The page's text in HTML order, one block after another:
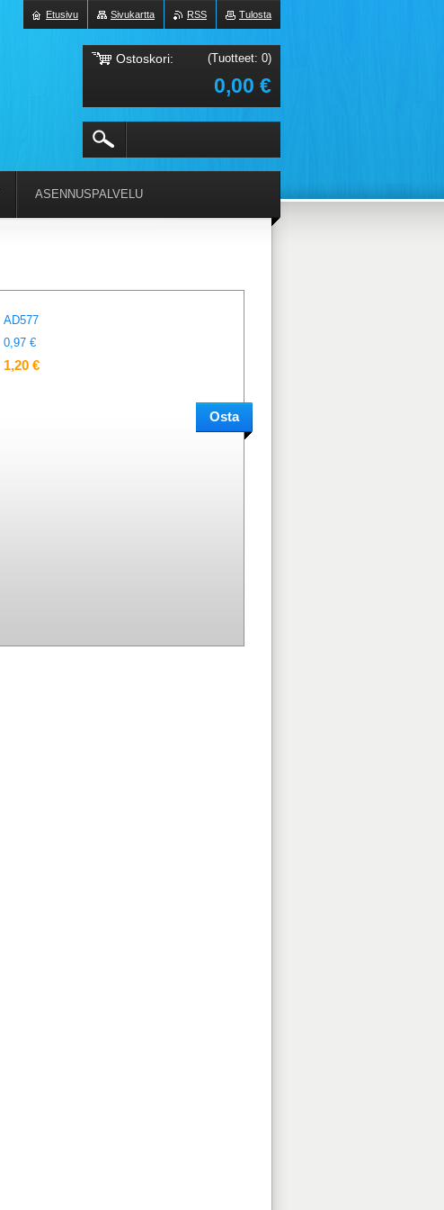
AD577
0,97 €
1,20 €
ASENNUSPALVELU
Tulosta
RSS
Sivukartta
Etusivu
Ostoskori: (Tuotteet: 0)
0,00 €